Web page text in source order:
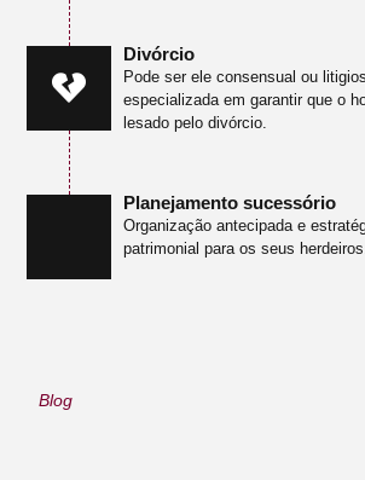
Divórcio
Pode ser ele consensual ou
especializada em garantir que o
lesado pelo divórcio.
Planejamento sucessório
Organização antecipada e
patrimonial para os seus herdeiros.
Blog